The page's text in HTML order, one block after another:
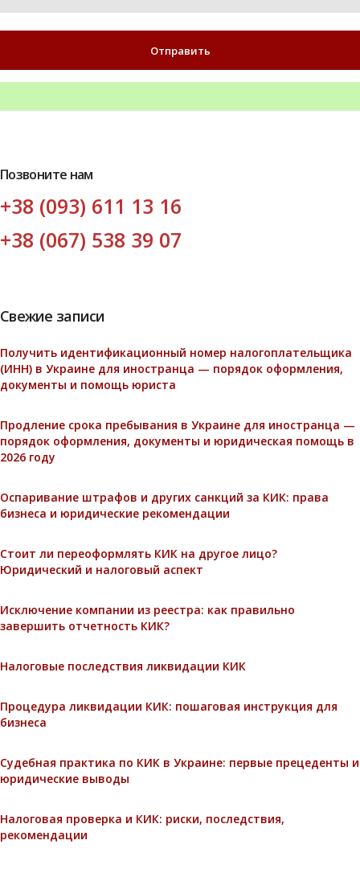
Позвоните нам
+38 (093) 611 13 16
+38 (067) 538 39 07
Свежие записи
Получить идентификационный номер налогоплательщика
(ИНН) в Украине для иностранца — порядок оформления,
документы и помощь юриста
Продление срока пребывания в Украине для иностранца —
порядок оформления, документы и юридическая помощь в
2026 году
Оспаривание штрафов и других санкций за КИК: права
бизнеса и юридические рекомендации
Стоит ли переоформлять КИК на другое лицо?
Юридический и налоговый аспект
Исключение компании из реестра: как правильно
завершить отчетность КИК?
Налоговые последствия ликвидации КИК
Процедура ликвидации КИК: пошаговая инструкция для
бизнеса
Судебная практика по КИК в Украине: первые прецеденты и
юридические выводы
Налоговая проверка и КИК: риски, последствия,
рекомендации